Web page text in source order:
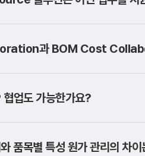
과 BOM Cost
업도 가능한가요?
품목별 특성 원가 관리의 차